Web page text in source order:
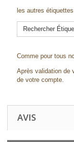
les autres
Rechercher
Comme pour tous
Après validation de
de votre compte.
AVIS